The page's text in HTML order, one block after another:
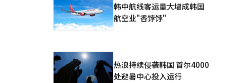
韩中航线客运量大增成韩国
航空业"香饽饽"
热浪持续侵袭韩国 首尔4000
处避暑中心投入运行